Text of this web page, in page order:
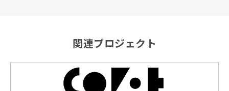
関連プロジェクト